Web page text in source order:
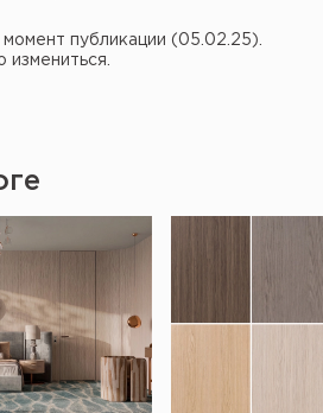
публикации (05.02.25).
измениться.